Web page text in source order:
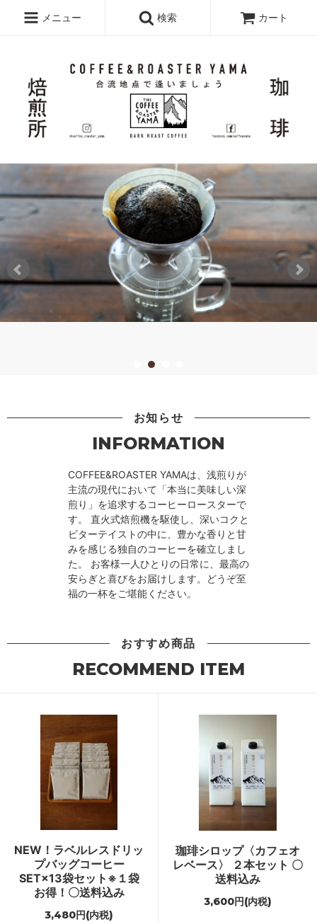
メニュー 検索 カート
お知らせ
INFORMATION
COFFEE&ROASTER YAMAは、浅煎りが
主流の現代において「本当に美味しい深
煎り」を追求するコーヒーロースターで
す。 直火式焙煎機を駆使し、深いコクと
ビターテイストの中に、豊かな香りと甘
みを感じる独自のコーヒーを確立しまし
た。 お客様一人ひとりの日常に、最高の
安らぎと喜びをお届けします。どうぞ至
福の一杯をご堪能ください。
おすすめ商品
RECOMMEND ITEM
NEW！ラベルレスドリッ
プバッグコーヒー
SET×13袋セット※１袋
お得！〇送料込み
3,480円(内税)
珈琲シロップ〈カフェオ
レベース〉 ２本セット 〇
送料込み
3,600円(内税)